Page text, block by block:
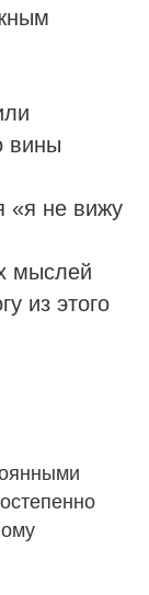
вины
«я не вижу
мыслей
из этого